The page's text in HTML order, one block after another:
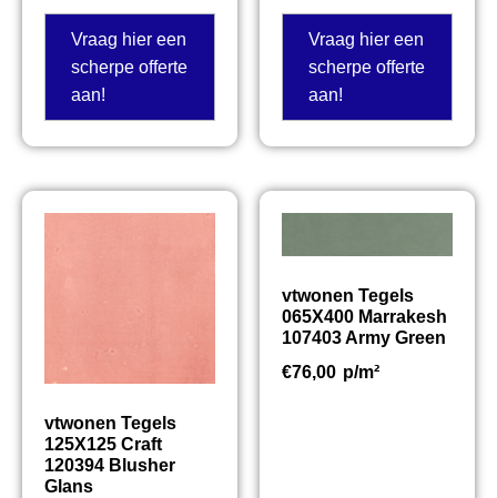
Vraag hier een
scherpe offerte
aan!
Vraag hier een
scherpe offerte
aan!
vtwonen Tegels
125X125 Craft
120394 Blusher
Glans
vtwonen Tegels
065X400 Marrakesh
107403 Army Green
€76,00 p/m²